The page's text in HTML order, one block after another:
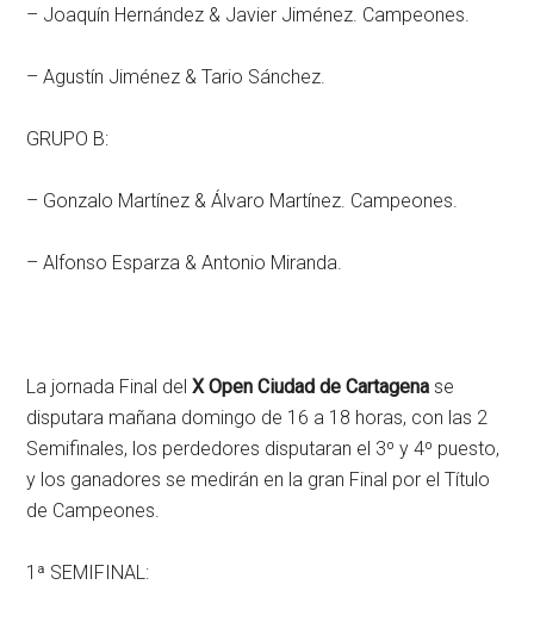
– Joaquín Hernández & Javier Jiménez. Campeones.
– Agustín Jiménez & Tario Sánchez.
GRUPO B:
– Gonzalo Martínez & Álvaro Martínez. Campeones.
– Alfonso Esparza & Antonio Miranda.
La jornada Final delX Open Ciudad de Cartagena se
disputara mañana domingo de 16 a 18 horas, con las 2
Semifinales, los perdedores disputaran el 3º y 4º puesto,
y los ganadores se medirán en la gran Final por el Título
de Campeones.
1ª SEMIFINAL: